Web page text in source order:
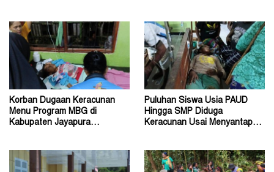
Korban Dugaan Keracunan
Menu Program MBG di
Kabupaten Jayapura
Puluhan Siswa Usia PAUD
Hingga SMP Diduga
Keracunan Usai Menyantap